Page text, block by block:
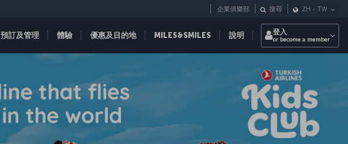
預訂及管理 體驗 優惠及目的地 MILES&SMILES 說明
企業俱樂部 搜尋 ZH - TW
登入
or become a member